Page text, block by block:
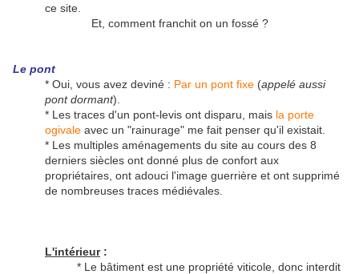
ce site.
Et, comment franchit on un fossé ?
Le pont
* Oui, vous avez deviné : Par un pont fixe (appelé aussi
pont dormant).
* Les traces d'un pont-levis ont disparu, mais la porte
ogivale avec un "rainurage" me fait penser qu'il existait.
* Les multiples aménagements du site au cours des 8
derniers siècles ont donné plus de confort aux
propriétaires, ont adouci l'image guerrière et ont supprimé
de nombreuses traces médiévales.
L'intérieur:
* Le bâtiment est une propriété viticole, donc interdit